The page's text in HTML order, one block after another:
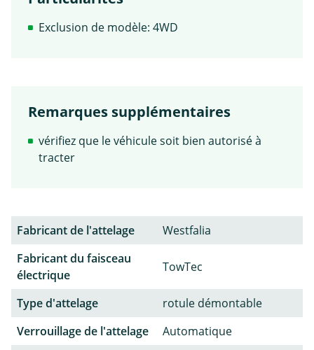
Exclusion de modèle: 4WD
Remarques supplémentaires
vérifiez que le véhicule soit bien autorisé à
tracter
Fabricant de l'attelage
Westfalia
Fabricant du faisceau
électrique
TowTec
Type d'attelage
rotule démontable
Verrouillage de l'attelage
Automatique